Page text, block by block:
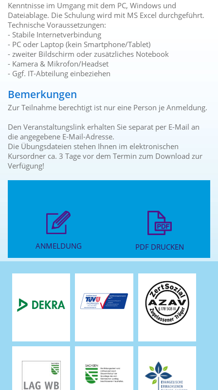
Kenntnisse im Umgang mit dem PC, Windows und
Dateiablage. Die Schulung wird mit MS Excel durchgeführt.
Technische Voraussetzungen:
- Stabile Internetverbindung
- PC oder Laptop (kein Smartphone/Tablet)
- zweiter Bildschirm oder zusätzliches Notebook
- Kamera & Mikrofon/Headset
- Ggf. IT-Abteilung einbeziehen
Bemerkungen
Zur Teilnahme berechtigt ist nur eine Person je Anmeldung.
Den Veranstaltungslink erhalten Sie separat per E-Mail an
die angegebene E-Mail-Adresse.
Die Übungsdateien stehen Ihnen im elektronischen
Kursordner ca. 3 Tage vor dem Termin zum Download zur
Verfügung!
ANMELDUNG PDF DRUCKEN